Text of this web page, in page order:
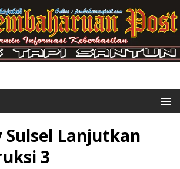
Sulsel Lanjutkan
3